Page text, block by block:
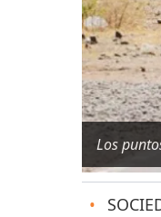
Los
•